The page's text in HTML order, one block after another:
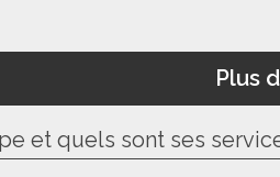
Plus
et quels sont ses